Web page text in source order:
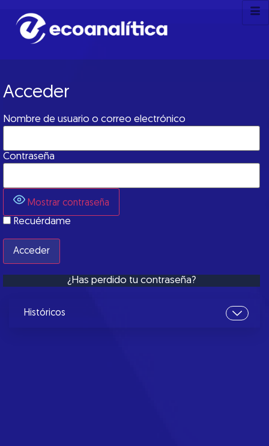
Acceder
Nombre de usuario o correo electrónico
Contraseña
Mostrar contraseña
Recuérdame
¿Has perdido tu contraseña?
Históricos